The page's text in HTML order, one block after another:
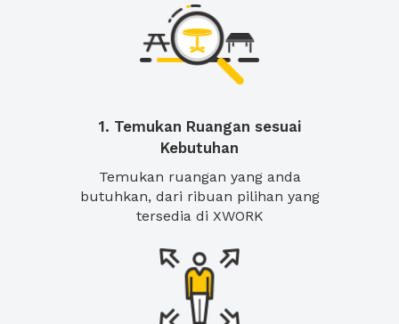
1. Temukan Ruangan sesuai
Kebutuhan
Temukan ruangan yang anda
butuhkan, dari ribuan pilihan yang
tersedia di XWORK